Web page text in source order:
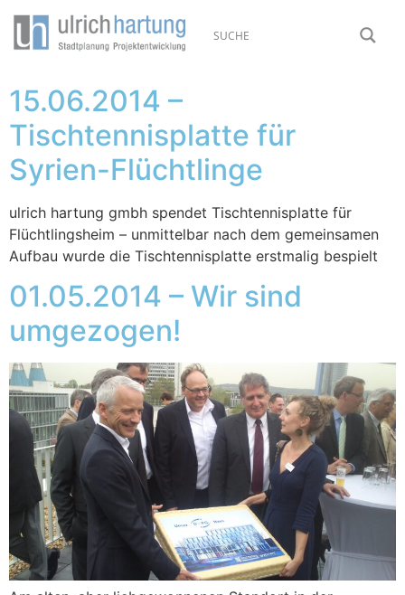
15.06.2014 –
Tischtennisplatte für
Syrien-Flüchtlinge
ulrich hartung gmbh spendet Tischtennisplatte für
Flüchtlingsheim – unmittelbar nach dem gemeinsamen
Aufbau wurde die Tischtennisplatte erstmalig bespielt
01.05.2014 – Wir sind
umgezogen!